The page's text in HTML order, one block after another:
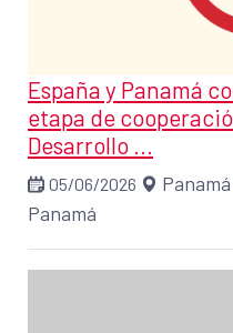
España y Panamá
etapa de
Desarrollo ...
05/06/2026 Panamá
Panamá